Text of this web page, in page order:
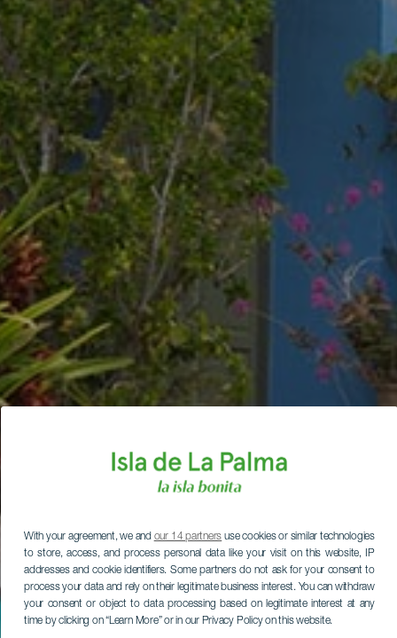
With your agreement, we and our 14 partners use cookies or similar technologies
to store, access, and process personal data like your visit on this website, IP
addresses and cookie identifiers. Some partners do not ask for your consent to
process your data and rely on their legitimate business interest. You can withdraw
your consent or object to data processing based on legitimate interest at any
time by clicking on “Learn More” or in our Privacy Policy on this website.